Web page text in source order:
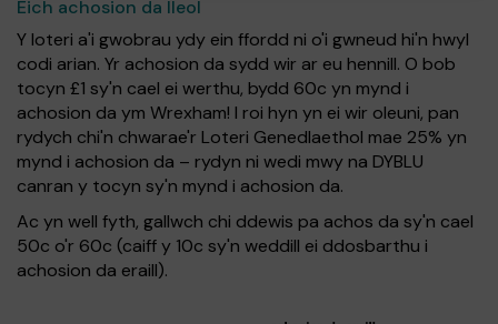
Eich achosion da lleol
Y loteri a'i gwobrau ydy ein ffordd ni o'i gwneud hi'n hwyl
codi arian. Yr achosion da sydd wir ar eu hennill. O bob
tocyn £1 sy'n cael ei werthu, bydd 60c yn mynd i
achosion da ym Wrexham! I roi hyn yn ei wir oleuni, pan
rydych chi'n chwarae'r Loteri Genedlaethol mae 25% yn
mynd i achosion da – rydyn ni wedi mwy na DYBLU
canran y tocyn sy'n mynd i achosion da.
Ac yn well fyth, gallwch chi ddewis pa achos da sy'n cael
50c o'r 60c (caiff y 10c sy'n weddill ei ddosbarthu i
achosion da eraill).